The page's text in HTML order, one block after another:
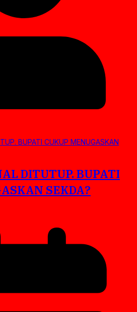
DITUTUP. BUPATI
SEKDA?